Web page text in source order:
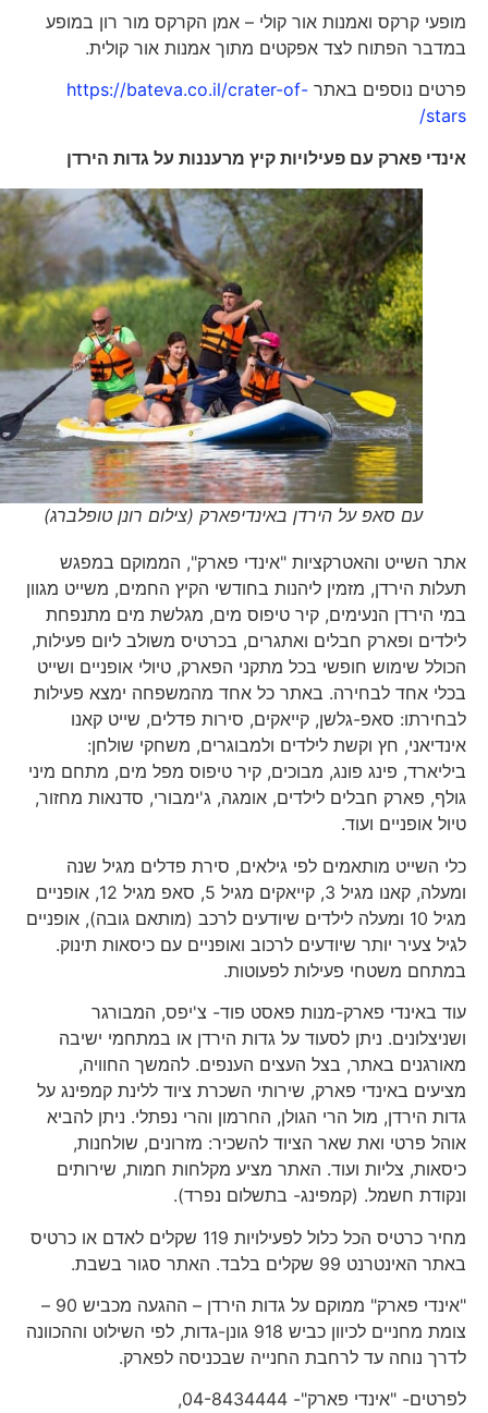
מופעי קרקס ואמנות אור קולי – אמן הקרקס מור רון במופע
במדבר הפתוח לצד אפקטים מתוך אמנות אור קולית.
פרטים נוספים באתרhttps://bateva.co.il/crater-of-
stars/
אינדי פארק עם פעילויות קיץ מרעננות על גדות הירדן
עם סאפ על הירדן באינדיפארק (צילום רונן טופלברג)
אתר השייט והאטרקציות "אינדי פארק", הממוקם במפגש
תעלות הירדן, מזמין ליהנות בחודשי הקיץ החמים, משייט מגוון
במי הירדן הנעימים, קיר טיפוס מים, מגלשת מים מתנפחת
לילדים ופארק חבלים ואתגרים, בכרטיס משולב ליום פעילות,
הכולל שימוש חופשי בכל מתקני הפארק, טיולי אופניים ושייט
בכלי אחד לבחירה. באתר כל אחד מהמשפחה ימצא פעילות
לבחירתו: סאפ-גלשן, קייאקים, סירות פדלים, שייט קאנו
אינדיאני, חץ וקשת לילדים ולמבוגרים, משחקי שולחן:
ביליארד, פינג פונג, מבוכים, קיר טיפוס מפל מים, מתחם מיני
גולף, פארק חבלים לילדים, אומגה, ג'ימבורי, סדנאות מחזור,
טיול אופניים ועוד.
כלי השייט מותאמים לפי גילאים, סירת פדלים מגיל שנה
ומעלה, קאנו מגיל 3, קייאקים מגיל 5, סאפ מגיל 12, אופניים
מגיל 10 ומעלה לילדים שיודעים לרכב (מותאם גובה), אופניים
לגיל צעיר יותר שיודעים לרכוב ואופניים עם כיסאות תינוק.
במתחם משטחי פעילות לפעוטות.
עוד באינדי פארק-מנות פאסט פוד- צ'יפס, המבורגר
ושניצלונים. ניתן לסעוד על גדות הירדן או במתחמי ישיבה
מאורגנים באתר, בצל העצים הענפים. להמשך החוויה,
מציעים באינדי פארק, שירותי השכרת ציוד ללינת קמפינג על
גדות הירדן, מול הרי הגולן, החרמון והרי נפתלי. ניתן להביא
אוהל פרטי ואת שאר הציוד להשכיר: מזרונים, שולחנות,
כיסאות, צליות ועוד. האתר מציע מקלחות חמות, שירותים
ונקודת חשמל. (קמפינג- בתשלום נפרד).
מחיר כרטיס הכל כלול לפעילויות 119 שקלים לאדם או כרטיס
באתר האינטרנט 99 שקלים בלבד. האתר סגור בשבת.
"אינדי פארק" ממוקם על גדות הירדן – ההגעה מכביש 90 –
צומת מחניים לכיוון כביש 918 גונן-גדות, לפי השילוט וההכוונה
לדרך נוחה עד לרחבת החנייה שבכניסה לפארק.
לפרטים- "אינדי פארק"- 04-8434444,